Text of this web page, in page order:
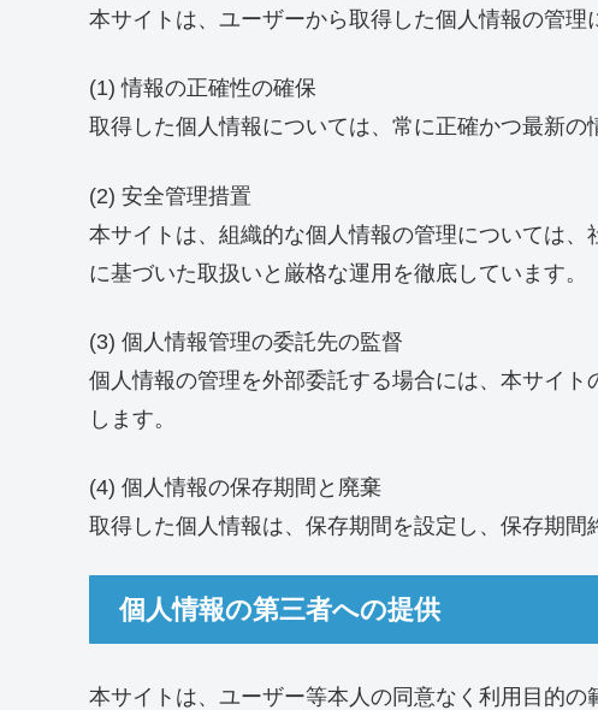
本サイトは、ユーザーから取得した個人情報の管理
(1) 情報の正確性の確保
取得した個人情報については、常に正確かつ最新の
(2) 安全管理措置
本サイトは、組織的な個人情報の管理については
に基づいた取扱いと厳格な運用を徹底しています。
(3) 個人情報管理の委託先の監督
個人情報の管理を外部委託する場合には、本サイ
します。
(4) 個人情報の保存期間と廃棄
取得した個人情報は、保存期間を設定し、保存期間
個人情報の第三者への提供
本サイトは、ユーザー等本人の同意なく利用目的